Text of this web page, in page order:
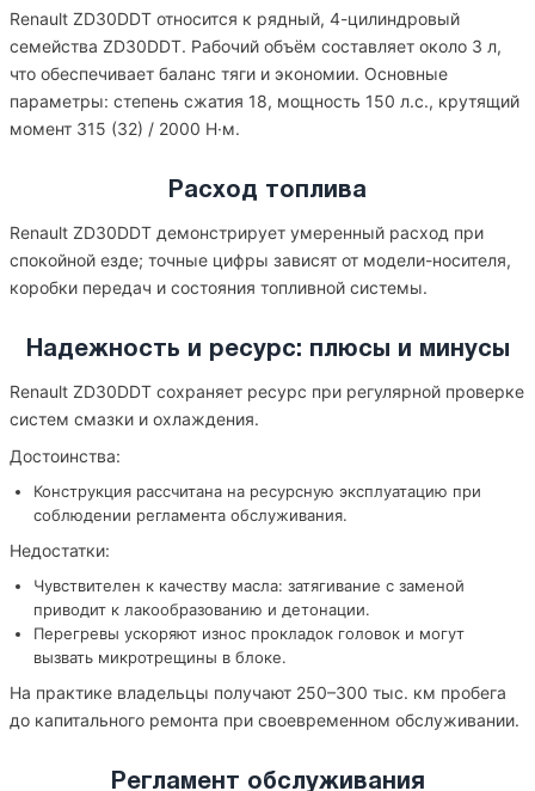
Renault ZD30DDT относится к рядный, 4-цилиндровый
семейства ZD30DDT. Рабочий объём составляет около 3 л,
что обеспечивает баланс тяги и экономии. Основные
параметры: степень сжатия 18, мощность 150 л.с., крутящий
момент 315 (32) / 2000 Н·м.
Расход топлива
Renault ZD30DDT демонстрирует умеренный расход при
спокойной езде; точные цифры зависят от модели-носителя,
коробки передач и состояния топливной системы.
Надежность и ресурс: плюсы и минусы
Renault ZD30DDT сохраняет ресурс при регулярной проверке
систем смазки и охлаждения.
Достоинства:
Конструкция рассчитана на ресурсную эксплуатацию при
соблюдении регламента обслуживания.
Недостатки:
Чувствителен к качеству масла: затягивание с заменой
приводит к лакообразованию и детонации.
Перегревы ускоряют износ прокладок головок и могут
вызвать микротрещины в блоке.
На практике владельцы получают 250–300 тыс. км пробега
до капитального ремонта при своевременном обслуживании.
Регламент обслуживания